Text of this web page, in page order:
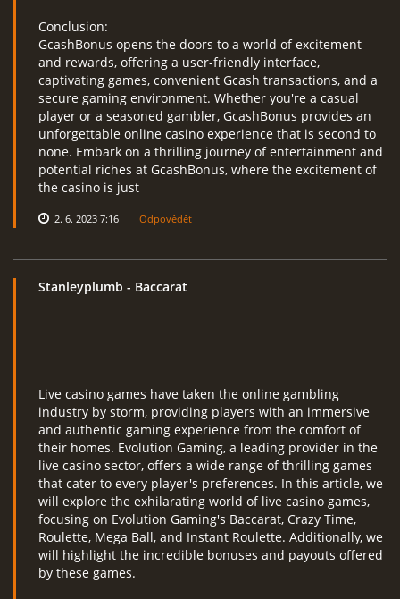
Conclusion:
GcashBonus opens the doors to a world of excitement
and rewards, offering a user-friendly interface,
captivating games, convenient Gcash transactions, and a
secure gaming environment. Whether you're a casual
player or a seasoned gambler, GcashBonus provides an
unforgettable online casino experience that is second to
none. Embark on a thrilling journey of entertainment and
potential riches at GcashBonus, where the excitement of
the casino is just
2. 6. 2023 7:16 Odpovědět
Stanleyplumb - Baccarat
Live casino games have taken the online gambling
industry by storm, providing players with an immersive
and authentic gaming experience from the comfort of
their homes. Evolution Gaming, a leading provider in the
live casino sector, offers a wide range of thrilling games
that cater to every player's preferences. In this article, we
will explore the exhilarating world of live casino games,
focusing on Evolution Gaming's Baccarat, Crazy Time,
Roulette, Mega Ball, and Instant Roulette. Additionally, we
will highlight the incredible bonuses and payouts offered
by these games.